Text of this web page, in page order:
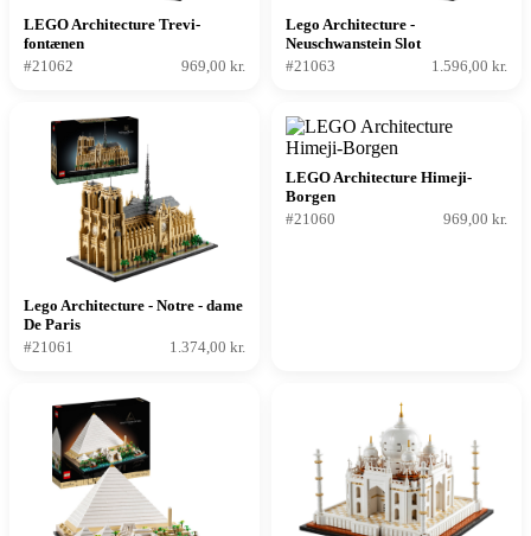
LEGO Architecture Trevi-
fontænen
#21062
969,00 kr.
Lego Architecture -
Neuschwanstein Slot
#21063
1.596,00 kr.
Lego Architecture - Notre - dame
De Paris
#21061
1.374,00 kr.
LEGO Architecture Himeji-
Borgen
#21060
969,00 kr.